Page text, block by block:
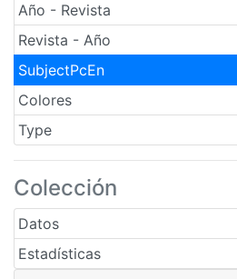
Año - Revista
Revista - Año
SubjectPcEn
Colores
Type
Colección
Datos
Estadísticas